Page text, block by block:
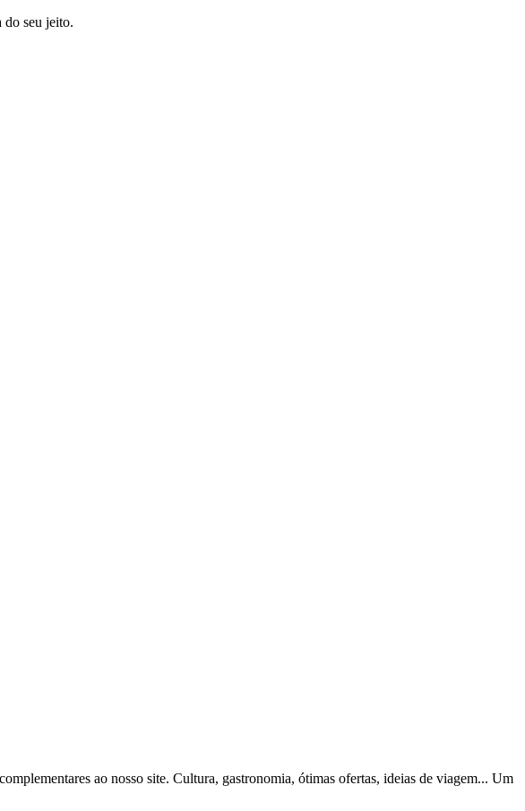
do seu jeito.
ao nosso site. Cultura, gastronomia, ótimas ofertas, ideias de viagem... Um